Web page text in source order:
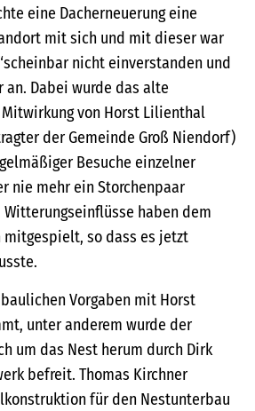
eine Dacherneuerung eine
mit sich und mit dieser war
nicht einverstanden und
an. Dabei wurde das alte
von Horst Lilienthal
der Gemeinde Groß Niendorf)
Besuche einzelner
nie mehr ein Storchenpaar
haben dem
so dass es jetzt
Vorgaben mit Horst
unter anderem wurde der
um das Nest herum durch Dirk
befreit. Thomas Kirchner
für den Nestunterbau